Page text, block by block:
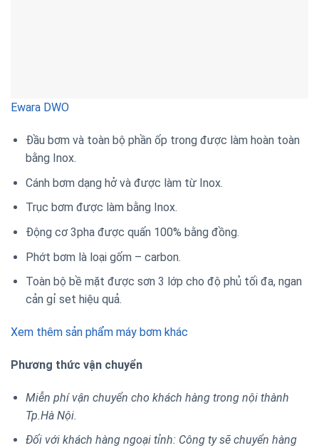
Ewara DWO
Đầu bơm và toàn bộ phần ốp trong được làm hoàn toàn
bằng Inox.
Cánh bơm dạng hở và được làm từ Inox.
Trục bơm được làm bằng Inox.
Động cơ 3pha được quấn 100% bằng đồng.
Phớt bơm là loại gốm – carbon.
Toàn bộ bề mặt được sơn 3 lớp cho độ phủ tối đa, ngan
cản gỉ set hiệu quả.
Xem thêm sản phẩm máy bơm khác
Phương thức vận chuyển
Miễn phí vận chuyển cho khách hàng trong nội thành
Tp.Hà Nội.
Đối với khách hàng ngoại tỉnh: Công ty sẽ chuyển hàng